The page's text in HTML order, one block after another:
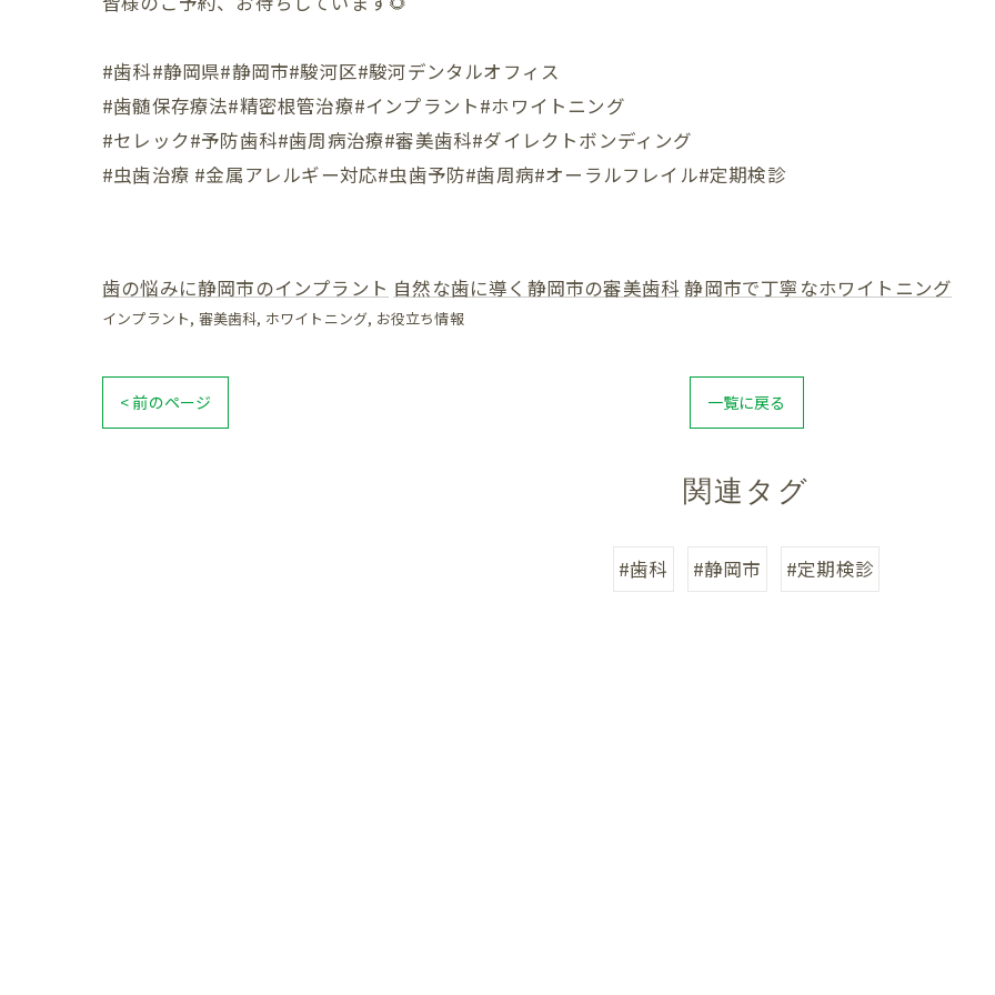
#歯科#静岡県#静岡市#駿河区#駿河デンタルオフィス
#歯髄保存療法#精密根管治療#インプラント#ホワイトニング
#セレック#予防歯科#歯周病治療#審美歯科#ダイレクトボンディング
#虫歯治療 #金属アレルギー対応#虫歯予防#歯周病#オーラルフレイル#定期検診
歯の悩みに静岡市のインプラント 自然な歯に導く静岡市の審美歯科 静岡市で丁寧なホワイトニング
インプラント 審美歯科 ホワイトニング お役立ち情報
< 前のページ 一覧に戻る
関連タグ
#歯科 #静岡市 #定期検診